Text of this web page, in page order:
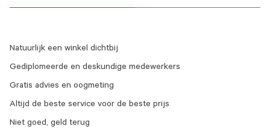
Natuurlijk een winkel dichtbij
Gediplomeerde en deskundige medewerkers
Gratis advies en oogmeting
Altijd de beste service voor de beste prijs
Niet goed, geld terug